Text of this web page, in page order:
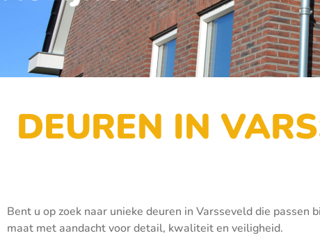
DEUREN IN
Bent u op zoek naar unieke deuren in Varsseveld die
maat met aandacht voor detail, kwaliteit en veiligheid.